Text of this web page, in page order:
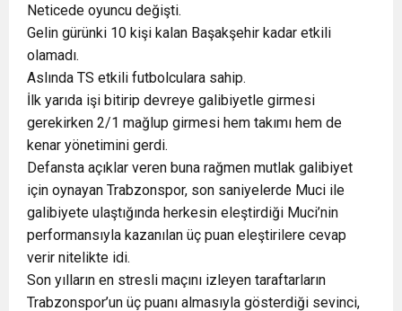
Neticede oyuncu değişti.
Gelin gürünki 10 kişi kalan Başakşehir kadar etkili
olamadı.
Aslında TS etkili futbolculara sahip.
İlk yarıda işi bitirip devreye galibiyetle girmesi
gerekirken 2/1 mağlup girmesi hem takımı hem de
kenar yönetimini gerdi.
Defansta açıklar veren buna rağmen mutlak galibiyet
için oynayan Trabzonspor, son saniyelerde Muci ile
galibiyete ulaştığında herkesin eleştirdiği Muci’nin
performansıyla kazanılan üç puan eleştirilere cevap
verir nitelikte idi.
Son yılların en stresli maçını izleyen taraftarların
Trabzonspor’un üç puanı almasıyla gösterdiği sevinci,